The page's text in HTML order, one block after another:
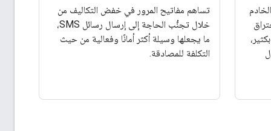
تساهم مفاتيح المرور في خفض التكاليف من
خلال تجنُّب الحاجة إلى إرسال رسائل SMS،
ما يجعلها وسيلة أكثر أمانًا وفعالية من حيث
التكلفة للمصادقة.